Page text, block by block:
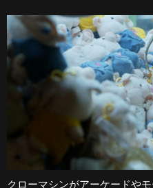
クローマシンがアーケードや